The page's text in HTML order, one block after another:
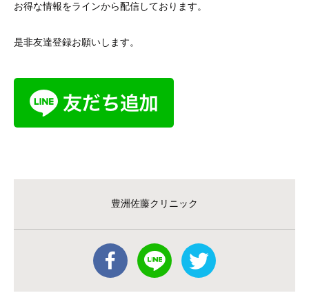
お得な情報をラインから配信しております。
是非友達登録お願いします。
豊洲佐藤クリニック